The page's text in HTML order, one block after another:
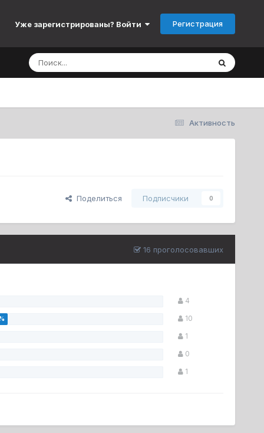
Уже зарегистрированы? Войти Регистрация
Активность
Поделиться Подписчики 0
16 проголосовавших
4
10
1
0
1